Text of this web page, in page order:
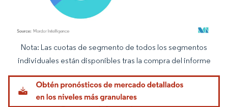
Imagen © Mordor Intelligence. El uso requiere atribución según CC BY 4.0.
Nota: Las cuotas de segmento de todos los segmentos
individuales están disponibles tras la compra del informe